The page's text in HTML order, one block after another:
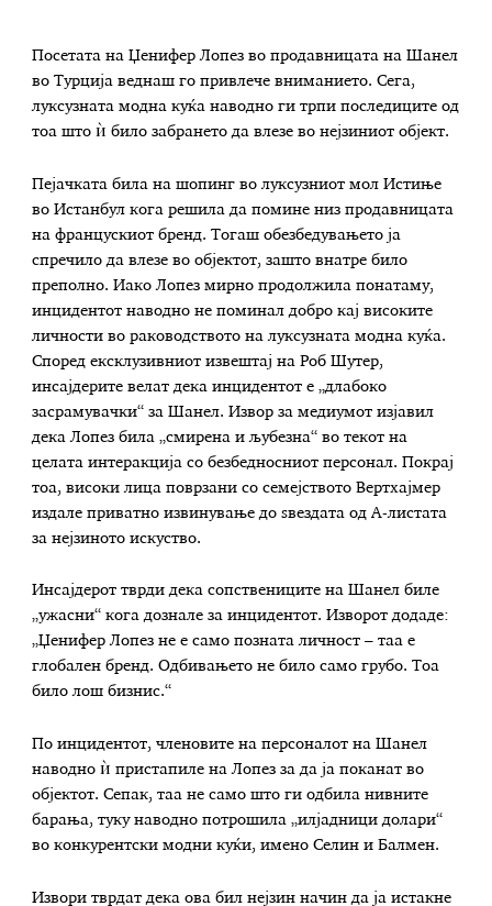
Посетата на Џенифер Лопез во продавницата на Шанел
во Турција веднаш го привлече вниманието. Сега,
луксузната модна куќа наводно ги трпи последиците од
тоа што ѝ било забрането да влезе во нејзиниот објект.
Пејачката била на шопинг во луксузниот мол Истиње
во Истанбул кога решила да помине низ продавницата
на францускиот бренд. Тогаш обезбедувањето ја
спречило да влезе во објектот, зашто внатре било
преполно. Иако Лопез мирно продолжила понатаму,
инцидентот наводно не поминал добро кај високите
личности во раководството на луксузната модна куќа.
Според ексклузивниот извештај на Роб Шутер,
инсајдерите велат дека инцидентот е „длабоко
засрамувачки“ за Шанел. Извор за медиумот изјавил
дека Лопез била „смирена и љубезна“ во текот на
целата интеракција со безбедносниот персонал. Покрај
тоа, високи лица поврзани со семејството Вертхајмер
издале приватно извинување до ѕвездата од А-листата
за нејзиното искуство.
Инсајдерот тврди дека сопствениците на Шанел биле
„ужасни“ кога дознале за инцидентот. Изворот додаде:
„Џенифер Лопез не е само позната личност – таа е
глобален бренд. Одбивањето не било само грубо. Тоа
било лош бизнис.“
По инцидентот, членовите на персоналот на Шанел
наводно ѝ пристапиле на Лопез за да ја поканат во
објектот. Сепак, таа не само што ги одбила нивните
барања, туку наводно потрошила „илјадници долари“
во конкурентски модни куќи, имено Селин и Балмен.
Извори тврдат дека ова бил нејзин начин да ја истакне